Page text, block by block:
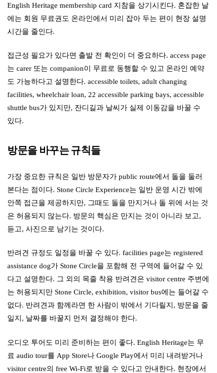
English Heritage membership card 지참을 상기시킨다. 혼잡한 날
에는 회원 무료권도 온라인에서 미리 잡아 두는 편이 현장 설명
시간을 줄인다.
접근성 필요가 있다면 출발 전 확인이 더 중요하다. access page
는 carer 또는 companion이 무료로 동행할 수 있고 온라인 예약
도 가능하다고 설명한다. accessible toilets, adult changing
facilities, wheelchair loan, 22 accessible parking bays, accessible
shuttle bus가 있지만, 잔디길과 날씨가 실제 이동감을 바꿀 수
있다.
방문을 바꾸는 규칙들
가장 중요한 규칙은 일반 방문자가 public route에서 돌을 둘러
본다는 점이다. Stone Circle Experience는 일반 운영 시간 밖에
안쪽 접근을 제공하지만, 그때도 돌을 만지거나 돌 위에 서는 것
은 허용되지 않는다. 방문의 핵심은 만지는 것이 아니라 보고,
듣고, 사진으로 남기는 것이다.
반려견 규정도 일정을 바꿀 수 있다. facilities page는 registered
assistance dog가 Stone Circle을 포함해 전 구역에 들어갈 수 있
다고 설명한다. 그 외의 목줄 착용 반려견은 visitor centre 주변에
는 허용되지만 Stone Circle, exhibition, visitor bus에는 들어갈 수
없다. 반려견과 함께라면 한 사람이 밖에서 기다릴지, 방문을 줄
일지, 날짜를 바꿀지 먼저 결정해야 한다.
오디오 투어도 미리 준비하는 편이 좋다. English Heritage는 무
료 audio tour를 App Store나 Google Play에서 미리 내려받거나
visitor centre의 free Wi-Fi로 받을 수 있다고 안내한다. 현장에서